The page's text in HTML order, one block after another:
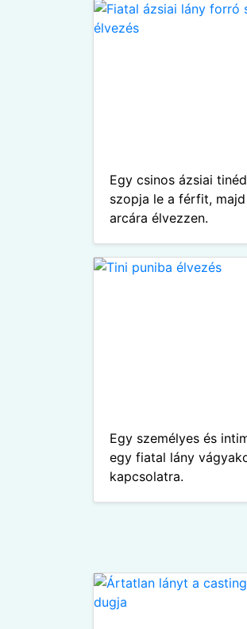
Egy csinos ázsiai
szopja le a férfit,
arcára élvezzen.
Egy személyes és
egy fiatal lány
kapcsolatra.